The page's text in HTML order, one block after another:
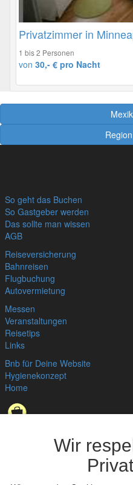
Wir
Privatzimmer in
1 bis 2 Personen
von 30,- € pro Nacht
So geht das Buchen
So Gastgeber werden
Das sollte man wissen
AGB
Reiseversicherung
Bahnreisen
Flugbuchung
Autovermietung
Messen
Veranstaltungen
Reisetips
Links
Bnb für Deine Website
Hygienekonzept
Home